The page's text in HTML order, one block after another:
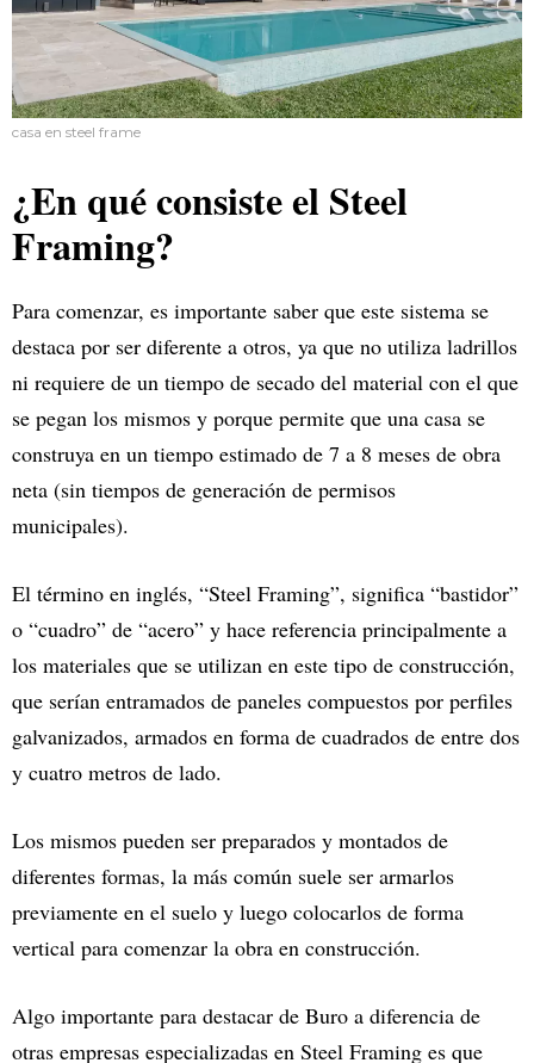
casa en steel frame
¿En qué consiste el Steel
Framing?
Para comenzar, es importante saber que este sistema se
destaca por ser diferente a otros, ya que no utiliza ladrillos
ni requiere de un tiempo de secado del material con el que
se pegan los mismos y porque permite que una casa se
construya en un tiempo estimado de 7 a 8 meses de obra
neta (sin tiempos de generación de permisos
municipales).
El término en inglés, “Steel Framing”, significa “bastidor”
o “cuadro” de “acero” y hace referencia principalmente a
los materiales que se utilizan en este tipo de construcción,
que serían entramados de paneles compuestos por perfiles
galvanizados, armados en forma de cuadrados de entre dos
y cuatro metros de lado.
Los mismos pueden ser preparados y montados de
diferentes formas, la más común suele ser armarlos
previamente en el suelo y luego colocarlos de forma
vertical para comenzar la obra en construcción.
Algo importante para destacar de Buro a diferencia de
otras empresas especializadas en Steel Framing es que